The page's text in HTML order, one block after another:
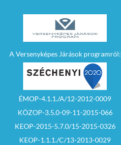
A Versenyképes Járások programról:
ÉMOP-4.1.1./A/12-2012-0009
KÖZOP-3.5.0-09-11-2015-066
KEOP-2015-5.7.0/15-2015-0326
KEOP-1.1.1./C/13-2013-0029